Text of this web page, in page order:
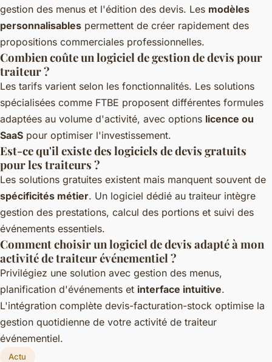
gestion des menus et l'édition des devis. Les modèles
personnalisables permettent de créer rapidement des
propositions commerciales professionnelles.
Combien coûte un logiciel de gestion de devis pour
traiteur ?
Les tarifs varient selon les fonctionnalités. Les solutions
spécialisées comme FTBE proposent différentes formules
adaptées au volume d'activité, avec options licence ou
SaaS pour optimiser l'investissement.
Est-ce qu'il existe des logiciels de devis gratuits
pour les traiteurs ?
Les solutions gratuites existent mais manquent souvent de
spécificités métier. Un logiciel dédié au traiteur intègre
gestion des prestations, calcul des portions et suivi des
événements essentiels.
Comment choisir un logiciel de devis adapté à mon
activité de traiteur événementiel ?
Privilégiez une solution avec gestion des menus,
planification d'événements et interface intuitive.
L'intégration complète devis-facturation-stock optimise la
gestion quotidienne de votre activité de traiteur
événementiel.
Actu